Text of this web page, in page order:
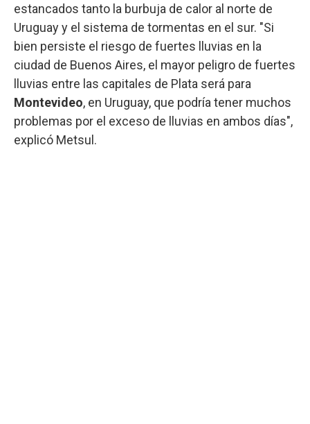
estancados tanto la burbuja de calor al norte de
Uruguay y el sistema de tormentas en el sur. "Si
bien persiste el riesgo de fuertes lluvias en la
ciudad de Buenos Aires, el mayor peligro de fuertes
lluvias entre las capitales de Plata será para
Montevideo, en Uruguay, que podría tener muchos
problemas por el exceso de lluvias en ambos días",
explicó Metsul.